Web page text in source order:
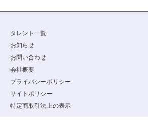
タレント一覧
お知らせ
お問い合わせ
会社概要
プライバシーポリシー
サイトポリシー
特定商取引法上の表示